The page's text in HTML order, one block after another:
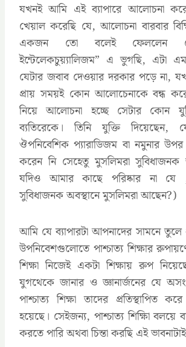
যখনই আমি এই ব্যাপারে আলোচনা
খেয়াল করেছি যে, আলোচনা বারবার
একজন তো বলেই ফেললেন
ইন্টেলেকচুয়্যালিজম” এ ভুগছি, এটা
যেটার জবাব দেওয়ার দরকার পড়ে না,
প্রায় সময়ই কোন আলোচেনাকে বন্ধ করে
নিয়ে আলোচনা হচ্ছে সেটার কোন
ব্যতিরেকে। তিনি যুক্তি দিয়েছেন,
ঔপনিবেশিক প্যারাডিজম বা নমুনার উপর
করেন নি সেহেতু মুসলিমরা
যদিও আমার কাছে পরিষ্কার না যে
সুবিধাজনক অবস্থানে মুসলিমরা আছেন?)
আমি যে ব্যাপারটা আপনাদের সামনে তুলে
উপনিবেশগুলোতে পাশ্চাত্য শিক্ষার
শিক্ষা নিজেই একটা শিক্ষায় রুপ
যুগথেকে জানার ও জ্ঞানার্জনের যে
পাশ্চাত্য শিক্ষা তাদের প্রতিস্থাপিত
হয়েছে। সেইজন্য, পাশ্চাত্য শিক্ষিা বলয়ে
করতে পারি অথবা চিন্তা করছি এই ভাবনাটাই